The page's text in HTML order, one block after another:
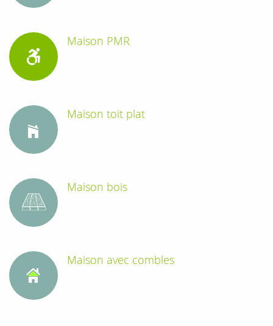
Maison PMR
Maison toit plat
Maison bois
Maison avec combles